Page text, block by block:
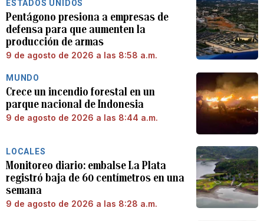
ESTADOS UNIDOS
Pentágono presiona a empresas de
defensa para que aumenten la
producción de armas
9 de agosto de 2026 a las 8:58 a.m.
MUNDO
Crece un incendio forestal en un
parque nacional de Indonesia
9 de agosto de 2026 a las 8:44 a.m.
LOCALES
Monitoreo diario: embalse La Plata
registró baja de 60 centímetros en una
semana
9 de agosto de 2026 a las 8:28 a.m.